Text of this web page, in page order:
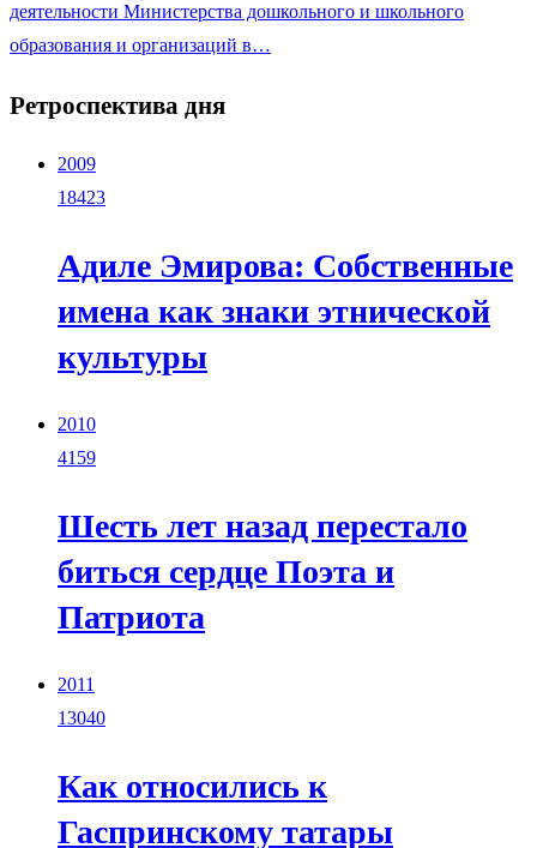
деятельности Министерства дошкольного и школьного
образования и организаций в…
Ретроспектива дня
2009
18423
Адиле Эмирова: Собственные
имена как знаки этнической
культуры
2010
4159
Шесть лет назад перестало
биться сердце Поэта и
Патриота
2011
13040
Как относились к
Гаспринскому татары